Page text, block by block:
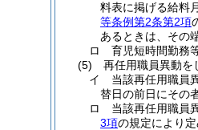
料表に掲げる給料
等条例第2条第2項
あるときは、その
ロ
育児短時間勤務
(5)
再任用職員異動
イ
当該再任用職員
替日の前日にその
ロ
当該再任用職員
3項の規定により